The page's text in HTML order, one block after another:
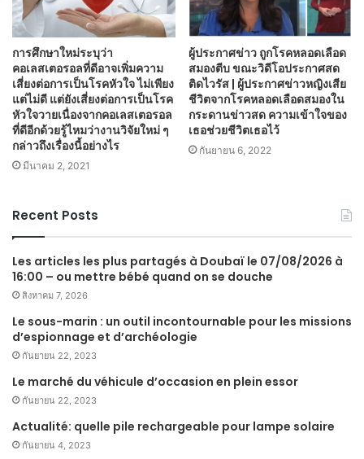
การศึกษาใหม่ระบุว่า
คอเลสเตอรอลที่ดีอาจเพิ่มความ
เสี่ยงต่อการเป็นโรคหัวใจ ไม่เพียง
แต่ไม่ดี แต่ยังเสี่ยงต่อการเป็นโรค
หัวใจวายเนื่องจากคอเลสเตอรอล
ที่ดีอีกด้วยรู้ไหมว่างานวิจัยใหม่ ๆ
กล่าวถึงเรื่องนี้อย่างไร
มีนาคม 2, 2021
ผู้ประกาศข่าว ถูกโรคหลอดเลือด
สมองตีบ ขณะวิดีโอประกาศสด
ติดไวรัส | ผู้ประกาศข่าวหญิงเสีย
ชีวิตจากโรคหลอดเลือดสมองใน
กระดานข่าวสด ความเข้าใจของ
เธอช่วยชีวิตเธอไว้
กันยายน 6, 2022
Recent Posts
Les articles les plus partagés à Doubaï le 07/08/2026 à
16:00 – ou mettre bébé quand on se douche
สิงหาคม 7, 2026
Le sous-marin : un outil incontournable pour les missions
d’espionnage et d’archéologie
กันยายน 22, 2023
Le marché du véhicule d’occasion en plein essor
กันยายน 22, 2023
Actualité: quelle pile rechargeable pour lampe solaire
กันยายน 4, 2023